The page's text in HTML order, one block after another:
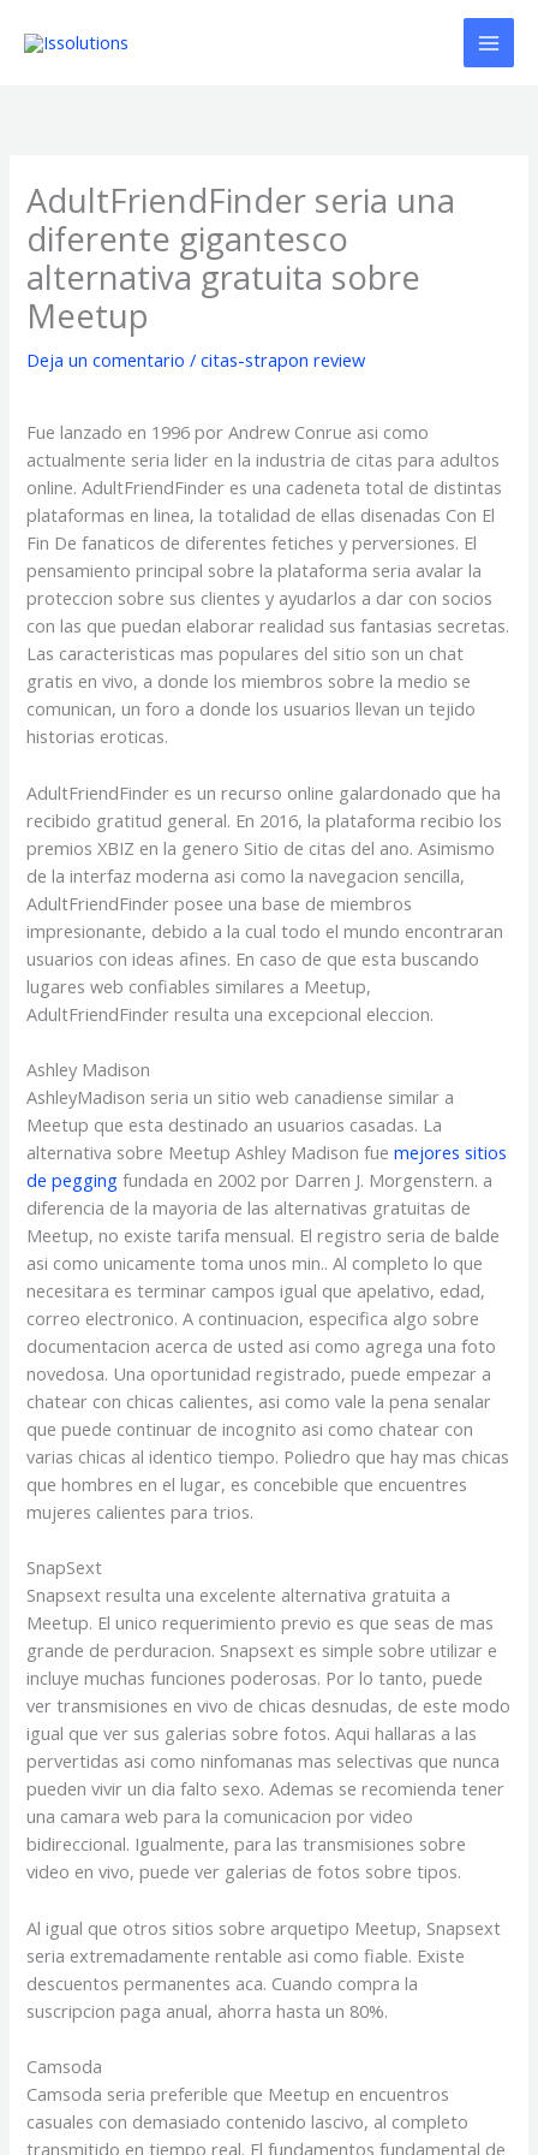
AdultFriendFinder seri­a una
diferente gigantesco
alternativa gratuita sobre
Meetup
Deja un comentario /citas-strapon review
Fue lanzado en 1996 por Andrew Conrue asi­ como
actualmente seri­a lider en la industria de citas para adultos
online. AdultFriendFinder es una cadeneta total de distintas
plataformas en linea, la totalidad de ellas disenadas Con El
Fin De fanaticos de diferentes fetiches y perversiones. El
pensamiento principal sobre la plataforma seri­a avalar la
proteccion sobre sus clientes y ayudarlos a dar con socios
con las que puedan elaborar realidad sus fantasias secretas.
Las caracteristicas mas populares del sitio son un chat
gratis en vivo, a donde los miembros sobre la medio se
comunican, un foro a donde los usuarios llevan un tejido
historias eroticas.
AdultFriendFinder es un recurso online galardonado que ha
recibido gratitud general. En 2016, la plataforma recibio los
premios XBIZ en la genero Sitio de citas del ano. Asimismo
de la interfaz moderna asi­ como la navegacion sencilla,
AdultFriendFinder posee una base de miembros
impresionante, debido a la cual todo el mundo encontraran
usuarios con ideas afines. En caso de que esta buscando
lugares web confiables similares a Meetup,
AdultFriendFinder resulta una excepcional eleccion.
Ashley Madison
AshleyMadison seri­a un sitio web canadiense similar a
Meetup que esta destinado an usuarios casadas. La
alternativa sobre Meetup Ashley Madison fuemejores sitios
de pegging fundada en 2002 por Darren J. Morgenstern. a
diferencia de la mayoria de las alternativas gratuitas de
Meetup, no existe tarifa mensual. El registro seri­a de balde
asi­ como unicamente toma unos min.. Al completo lo que
necesitara es terminar campos igual que apelativo, edad,
correo electronico. A continuacion, especifica algo sobre
documentacion acerca de usted asi­ como agrega una foto
novedosa. Una oportunidad registrado, puede empezar a
chatear con chicas calientes, asi­ como vale la pena senalar
que puede continuar de incognito asi­ como chatear con
varias chicas al identico tiempo. Poliedro que hay mas chicas
que hombres en el lugar, es concebible que encuentres
mujeres calientes para trios.
SnapSext
Snapsext resulta una excelente alternativa gratuita a
Meetup. El unico requerimiento previo es que seas de mas
grande de perduracion. Snapsext es simple sobre utilizar e
incluye muchas funciones poderosas. Por lo tanto, puede
ver transmisiones en vivo de chicas desnudas, de este modo
igual que ver sus galerias sobre fotos. Aqui hallaras a las
pervertidas asi­ como ninfomanas mas selectivas que nunca
pueden vivir un dia falto sexo. Ademas se recomienda tener
una camara web para la comunicacion por video
bidireccional. Igualmente, para las transmisiones sobre
video en vivo, puede ver galerias de fotos sobre tipos.
Al igual que otros sitios sobre arquetipo Meetup, Snapsext
seri­a extremadamente rentable asi­ como fiable. Existe
descuentos permanentes aca. Cuando compra la
suscripcion paga anual, ahorra hasta un 80%.
Camsoda
Camsoda seri­a preferible que Meetup en encuentros
casuales con demasiado contenido lascivo, al completo
transmitido en tiempo real. El fundamentos fundamental de